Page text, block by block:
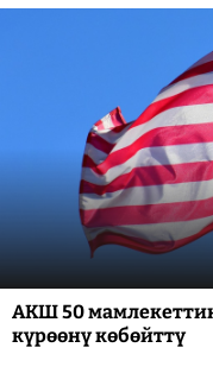
АКШ 50
күрөөнү көбөйттү